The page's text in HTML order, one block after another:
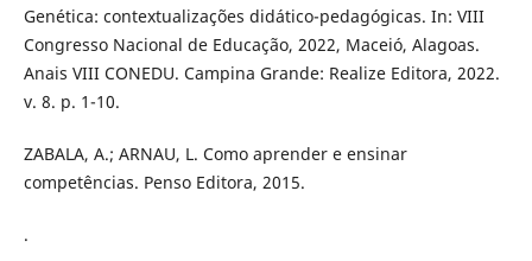
Genética: contextualizações didático-pedagógicas. In: VIII
Congresso Nacional de Educação, 2022, Maceió, Alagoas.
Anais VIII CONEDU. Campina Grande: Realize Editora, 2022.
v. 8. p. 1-10.
ZABALA, A.; ARNAU, L. Como aprender e ensinar
competências. Penso Editora, 2015.
.